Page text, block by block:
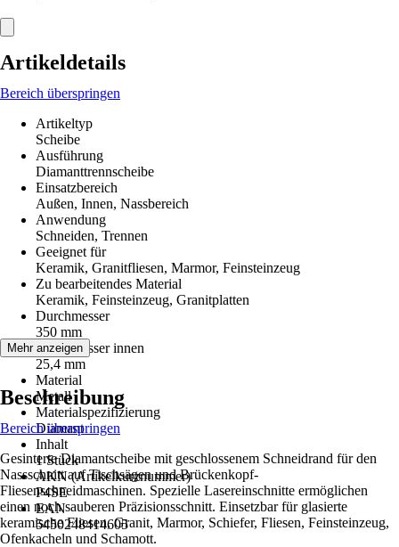
Artikeldetails
Bereich überspringen
Artikeltyp
Scheibe
Ausführung
Diamanttrennscheibe
Einsatzbereich
Außen, Innen, Nassbereich
Anwendung
Schneiden, Trennen
Geeignet für
Keramik, Granitfliesen, Marmor, Feinsteinzeug
Zu bearbeitendes Material
Keramik, Feinsteinzeug, Granitplatten
Durchmesser
350 mm
Durchmesser innen
25,4 mm
Material
Metall
Materialspezifizierung
Diamant
Inhalt
1 Stück
AKN (Artikelkurznummer)
P4SE
EAN
5450248414605
Mehr anzeigen
Beschreibung
Bereich überspringen
Gesinterte Diamantscheibe mit geschlossenem Schneidrand für den
Nassschnitt auf Tischsägen und Brückenkopf-
Fliesenschneidmaschinen. Spezielle Lasereinschnitte ermöglichen
einen noch sauberen Präzisionsschnitt. Einsetzbar für glasierte
keramische Fliesen, Granit, Marmor, Schiefer, Fliesen, Feinsteinzeug,
Ofenkacheln und Schamott.